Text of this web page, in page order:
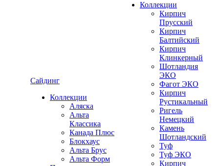
Сайдинг
Коллекции
Аляска
Альта
Классика
Канада Плюс
Блокхаус
Альта Брус
Альта Форм
Коллекции
Кирпич
Прусский
Кирпич
Балтийский
Кирпич
Клинкерный
Шотландия
ЭКО
Фагот ЭКО
Кирпич
Рустикальный
Ригель
Немецкий
Камень
Шотландский
Туф
Туф ЭКО
Кирпич